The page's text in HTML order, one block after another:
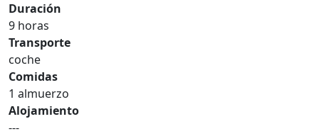
Duración
9 horas
Transporte
coche
Comidas
1 almuerzo
Alojamiento
---